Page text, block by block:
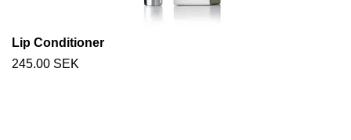
Lip Conditioner
245.00 SEK